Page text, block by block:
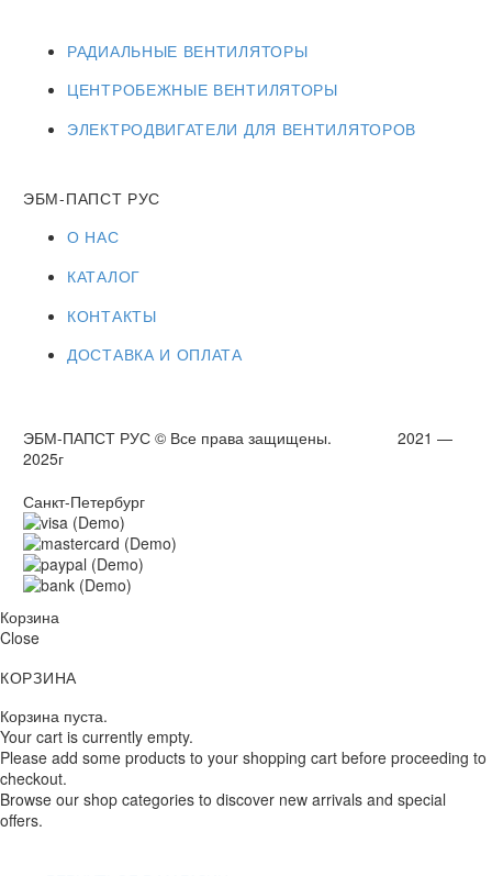
РАДИАЛЬНЫЕ ВЕНТИЛЯТОРЫ
ЦЕНТРОБЕЖНЫЕ ВЕНТИЛЯТОРЫ
ЭЛЕКТРОДВИГАТЕЛИ ДЛЯ ВЕНТИЛЯТОРОВ
ЭБМ-ПАПСТ РУС
О НАС
КАТАЛОГ
КОНТАКТЫ
ДОСТАВКА И ОПЛАТА
ЭБМ-ПАПСТ РУС © Все права защищены. 2021 —
2025г
Санкт-Петербург
Корзина
Close
КОРЗИНА
Корзина пуста.
Your cart is currently empty.
Please add some products to your shopping cart before proceeding to
checkout.
Browse our shop categories to discover new arrivals and special
offers.